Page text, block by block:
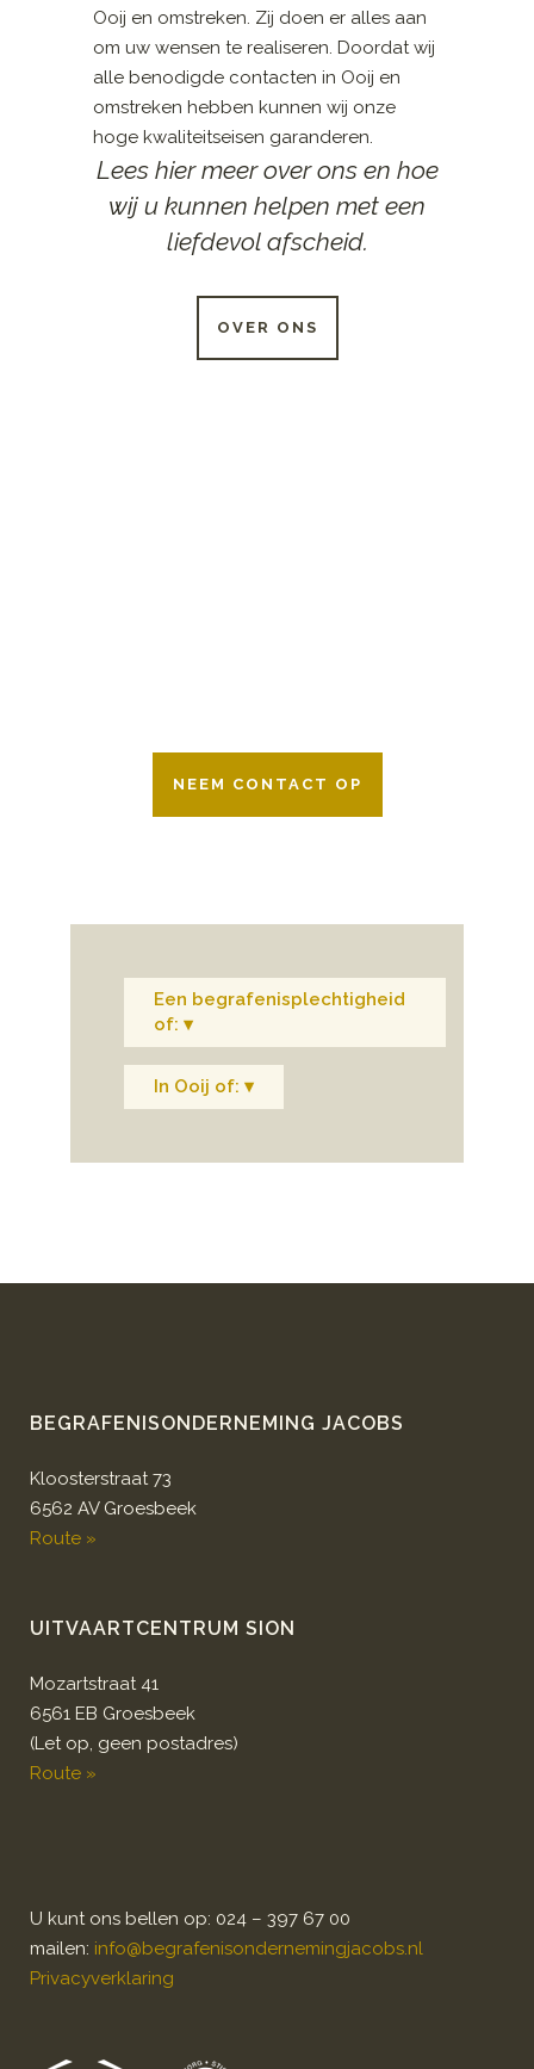
Ooij en omstreken. Zij doen er alles aan
om uw wensen te realiseren. Doordat wij
alle benodigde contacten in Ooij en
omstreken hebben kunnen wij onze
hoge kwaliteitseisen garanderen.
Lees hier meer over ons en hoe
wij u kunnen helpen met een
liefdevol afscheid.
OVER ONS
NEEM CONTACT OP
Een begrafenisplechtigheid
of: ▾
In Ooij of: ▾
BEGRAFENISONDERNEMING JACOBS
Kloosterstraat 73
6562 AV Groesbeek
Route »
UITVAARTCENTRUM SION
Mozartstraat 41
6561 EB Groesbeek
(Let op, geen postadres)
Route »
U kunt ons bellen op: 024 – 397 67 00
mailen: info@begrafenisondernemingjacobs.nl
Privacyverklaring